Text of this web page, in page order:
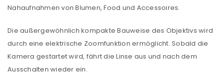
Nahaufnahmen von Blumen, Food und Accessoires.
Die außergewöhnlich kompakte Bauweise des Objektivs wird
durch eine elektrische Zoomfunktion ermöglicht. Sobald die
Kamera gestartet wird, fährt die Linse aus und nach dem
Ausschalten wieder ein.